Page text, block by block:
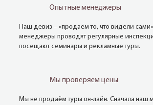
Опытные менеджеры
Наш девиз – «продаём то, что видели
менеджеры проводят регулярные
посещают семинары и рекламные туры.
Мы проверяем цены
Мы не продаём туры он-лайн. Сначала наш